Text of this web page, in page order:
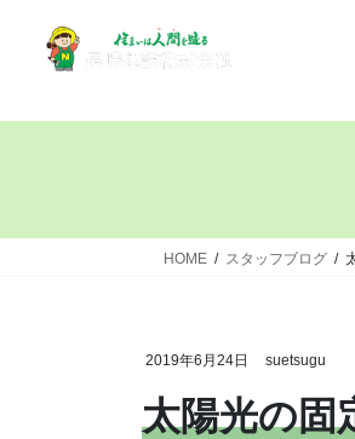
HOME スタッフブログ
2019年6月24日 suetsugu
太陽光の固